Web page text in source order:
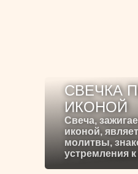
СВЕЧКА
ИКОНОЙ
Свеча,
иконой,
молитвы,
устремления